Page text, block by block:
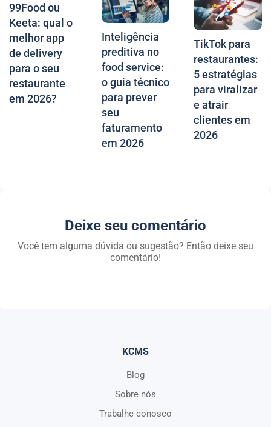
99Food ou
Keeta: qual o
melhor app
de delivery
para o seu
restaurante
em 2026?
Inteligência
preditiva no
food service:
o guia técnico
para prever
seu
faturamento
em 2026
TikTok para
restaurantes:
5 estratégias
para viralizar
e atrair
clientes em
2026
Deixe seu comentário
Você tem alguma dúvida ou sugestão? Então deixe seu
comentário!
KCMS
Blog
Sobre nós
Trabalhe conosco